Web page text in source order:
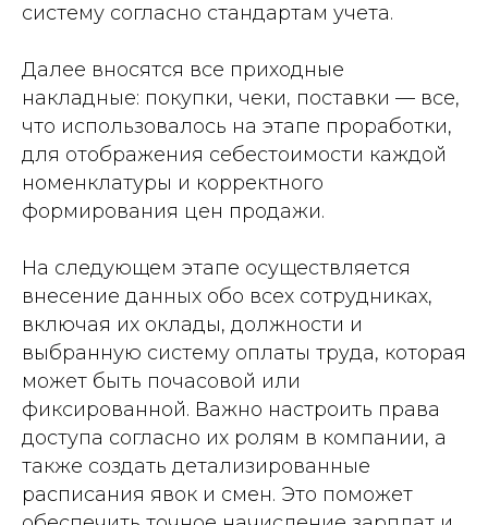
систему согласно стандартам учета.
Далее вносятся все приходные
накладные: покупки, чеки, поставки — все,
что использовалось на этапе проработки,
для отображения себестоимости каждой
номенклатуры и корректного
формирования цен продажи.
На следующем этапе осуществляется
внесение данных обо всех сотрудниках,
включая их оклады, должности и
выбранную систему оплаты труда, которая
может быть почасовой или
фиксированной. Важно настроить права
доступа согласно их ролям в компании, а
также создать детализированные
расписания явок и смен. Это поможет